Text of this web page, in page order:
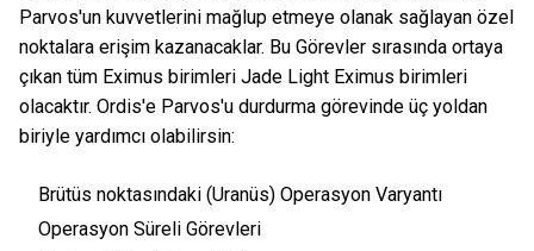
Parvos'un kuvvetlerini mağlup etmeye olanak sağlayan özel
noktalara erişim kazanacaklar. Bu Görevler sırasında ortaya
çıkan tüm Eximus birimleri Jade Light Eximus birimleri
olacaktır. Ordis'e Parvos'u durdurma görevinde üç yoldan
biriyle yardımcı olabilirsin:
Brütüs noktasındaki (Uranüs) Operasyon Varyantı
Operasyon Süreli Görevleri